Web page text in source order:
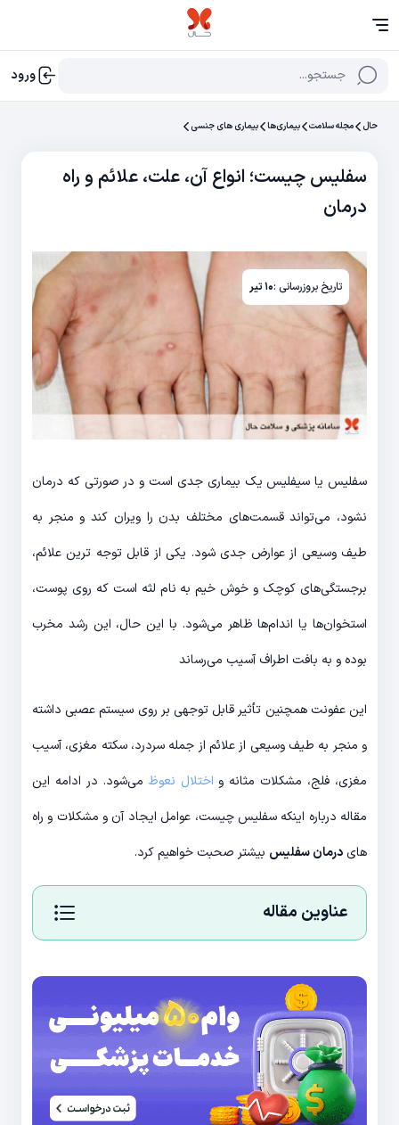
جستجو... ورود
حال مجله سلامت بیماری‌ها بیماری های جنسی
سفلیس چیست؛ انواع آن، علت، علائم و راه
درمان
تاریخ بروزرسانی :۱۰ تیر
سفلیس یا سیفلیس یک بیماری جدی است و در صورتی که درمان
نشود، می‌تواند قسمت‌های مختلف بدن را ویران کند و منجر به
طیف وسیعی از عوارض جدی شود. یکی از قابل توجه ترین علائم،
برجستگی‌های کوچک و خوش خیم به نام لثه است که روی پوست،
استخوان‌ها یا اندام‌ها ظاهر می‌شود. با این حال، این رشد مخرب
بوده و به بافت اطراف آسیب می‌رساند
این عفونت همچنین تأثیر قابل توجهی بر روی سیستم عصبی داشته
و منجر به طیف وسیعی از علائم از جمله سردرد، سکته مغزی، آسیب
مغزی، فلج، مشکلات مثانه و اختلال نعوظ می‌شود. در ادامه این
مقاله درباره اینکه سفلیس چیست، عوامل ایجاد آن و مشکلات و راه
هایدرمان سفلیس بیشتر صحبت خواهیم کرد.
عناوین مقاله